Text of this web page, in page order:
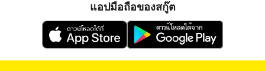
แอปมือถือของสกู๊ต